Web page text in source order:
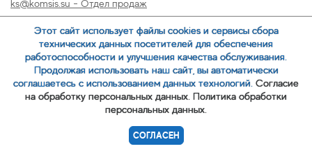
ks@komsis.su - Отдел продаж
oz@komsis.su - Отдел закупок
ЗАКАЗАТЬ ЗВОНОК
Политика обработки персональных данных
Этот сайт использует файлы cookies и сервисы сбора
технических данных посетителей для обеспечения
работоспособности и улучшения качества обслуживания.
Продолжая использовать наш сайт, вы автоматически
соглашаетесь с использованием данных технологий. Согласие
на обработку персональных данных. Политика обработки
персональных данных.
СОГЛАСЕН